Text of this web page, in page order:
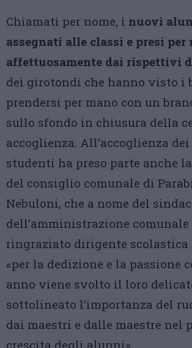
Chiamati per nome, i nuovi
assegnati alle classi e presi per
affettuosamente dai rispettivi
dei girotondi che hanno visto i
prendersi per mano con un
sullo sfondo in chiusura della
accoglienza. All’accoglienza
studenti ha preso parte anche
del consiglio comunale di
Nebuloni, che a nome del
dell’amministrazione comunale
ringraziato dirigente scolastica
«per la dedizione e la passione
anno viene svolto il loro
sottolineato l’importanza del
dai maestri e dalle maestre nel
crescita degli alunni».